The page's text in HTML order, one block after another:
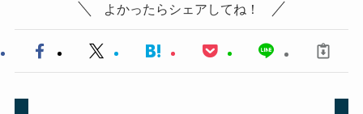
よかったらシェアしてね！